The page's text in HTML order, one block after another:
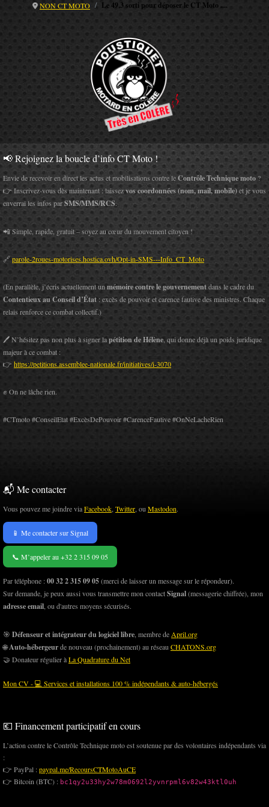
NON CT MOTO Le 49,3 sorti pour déposer le CT Moto ....
📢 Rejoignez la boucle d’info CT Moto !
Envie de recevoir en direct les actus et mobilisations contre leContrôle Technique moto ?
👉 Inscrivez-vous dès maintenant : laissezvos coordonnées (nom, mail, mobile)et je vous
enverrai les infos parSMS/MMS/RCS.
📲 Simple, rapide, gratuit – soyez au cœur du mouvement citoyen !
🔗parole-2roues-motorises.hostica.ovh/Opt-in-SMS---Info_CT_Moto
(En parallèle, j’écris actuellement unmémoire contre le gouvernementdans le cadre du
Contentieux au Conseil d’État : excès de pouvoir et carence fautive des ministres. Chaque
relais renforce ce combat collectif.)
🖊️ N’hésitez pas non plus à signer lapétition de Hélène, qui donne déjà un poids juridique
majeur à ce combat :
👉 https://petitions.assemblee-nationale.fr/initiatives/i-3070
✊ On ne lâche rien.
#CTmoto #ConseilEtat #ExcèsDePouvoir #CarenceFautive #OnNeLacheRien
📬 Me contacter
Vous pouvez me joindre viaFacebook Twitter , ou Mastodon.
📱 Me contacter sur Signal
📞 M’appeler au +32 2 315 09 05
Par téléphone :00 32 2 315 09 05(merci de laisser un message sur le répondeur).
Sur demande, je peux aussi vous transmettre mon contactSignal(messagerie chiffrée), mon
adresse email , ou d'autres moyens sécurisés.
🎯 Défenseur et intégrateur du logiciel libre , membre de April.org
🌐Auto-hébergeurde nouveau (prochainement) au réseau CHATONS.org
🤝 Donateur régulier àLa Quadrature du Net
Mon CV - 💻 Services et installations 100 % indépendants & auto-hébergés
💶 Financement participatif en cours
L’action contre le Contrôle Technique moto est soutenue par des volontaires indépendants via
:
👉 PayPal :paypal.me/RecoursCTMotoAuCE
👉 Bitcoin (BTC) : bc1qy2u33hy2w78m0692l2yvnrpml6v82w43ktl0uh